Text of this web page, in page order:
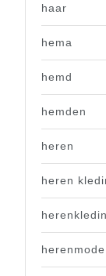
haar
hema
hemd
hemden
heren
heren
herenmode